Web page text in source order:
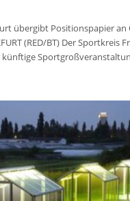
übergibt Positionspapier
(RED/BT) Der Sportkreis